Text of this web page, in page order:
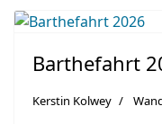
Barthefahrt
Kerstin Kolwey